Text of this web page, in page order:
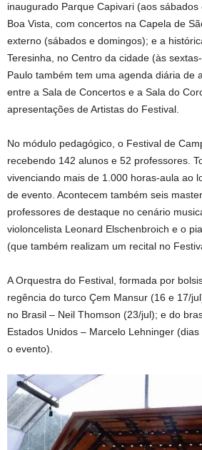
inaugurado Parque Capivari (aos
Boa Vista, com concertos na Capela de
externo (sábados e domingos); e a
Teresinha, no Centro da cidade (às
Paulo também tem uma agenda diária de
entre a Sala de Concertos e a Sala do
apresentações de Artistas do Festival.
No módulo pedagógico, o Festival de
recebendo 142 alunos e 52 professores.
vivenciando mais de 1.000 horas-aula ao
de evento. Acontecem também seis
professores de destaque no cenário
violoncelista Leonard Elschenbroich e o
(que também realizam um recital no
A Orquestra do Festival, formada por
regência do turco Çem Mansur (16 e 17/
no Brasil – Neil Thomson (23/jul); e do
Estados Unidos – Marcelo Lehninger
o evento).